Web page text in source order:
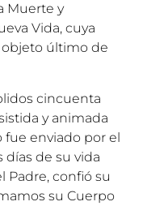
Muerte y
Vida, cuya
objeto último de
cincuenta
y animada
fue enviado por el
de su vida
Padre, confió su
su Cuerpo